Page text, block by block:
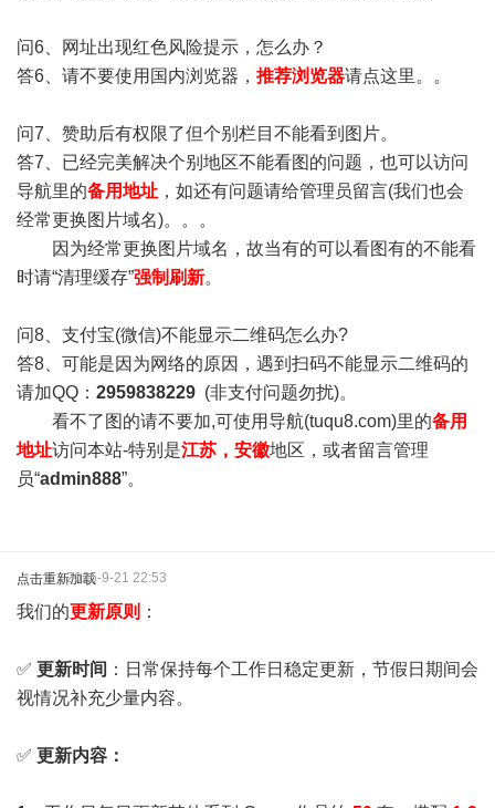
问6、网址出现红色风险提示，怎么办？
答6、请不要使用国内浏览器， 推荐浏览器请点这里。。
问7、赞助后有权限了但个别栏目不能看到图片。
答7、已经完美解决个别地区不能看图的问题，也可以访问
导航里的备用地址 ，如还有问题请给管理员留言(我们也会
经常更换图片域名)。。。
因为经常更换图片域名，故当有的可以看图有的不能看
时请“清理缓存”强制刷新。
问8、支付宝(微信)不能显示二维码怎么办?
答8、可能是因为网络的原因，遇到扫码不能显示二维码的
请加QQ： 2959838229 (非支付问题勿扰)。
看不了图的请不要加,可使用导航(tuqu8.com)里的备用
地址访问本站-特别是江苏，安徽地区，或者留言管理
员“admin888”。
点击重新加载2025-9-21 22:53
我们的更新原则 ：
✅ 更新时间 ：日常保持每个工作日稳定更新，节假日期间会
视情况补充少量内容。
✅ 更新内容：